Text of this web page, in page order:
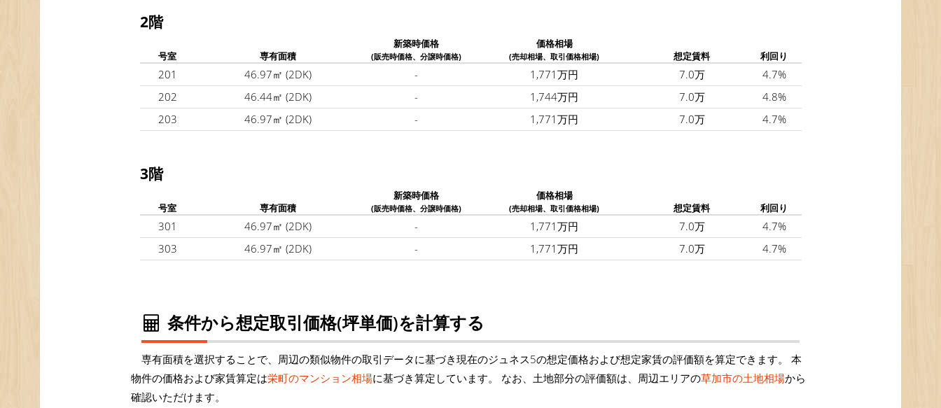
2階
号室 専有面積
新築時価格
(販売時価格、分譲時価格)
価格相場
(売却相場、取引価格相場) 想定賃料 利回り
201 46.97㎡ (2DK) - 1,771万円 7.0万
4.7%
202
46.44㎡ (2DK) - 1,744万円 7.0万
4.8%
203
46.97㎡ (2DK) - 1,771万円 7.0万 4.7%
3階
号室 専有面積
新築時価格
(販売時価格、分譲時価格)
価格相場
(売却相場、取引価格相場) 想定賃料 利回り
301 46.97㎡ (2DK) - 1,771万円 7.0万
4.7%
303
46.97㎡ (2DK) - 1,771万円 7.0万 4.7%
条件から想定取引価格(坪単価)を計算する
専有面積を選択することで、周辺の類似物件の取引データに基づき現在のジュネス5の想定価格および想定家賃の評価額を算定できます。 本
物件の価格および家賃算定は栄町のマンション相場に基づき算定しています。 なお、土地部分の評価額は、周辺エリアの草加市の土地相場から
確認いただけます。